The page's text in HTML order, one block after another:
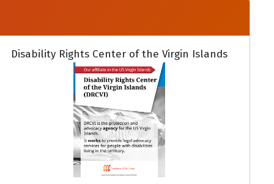
Disability Rights Center of the Virgin Islands